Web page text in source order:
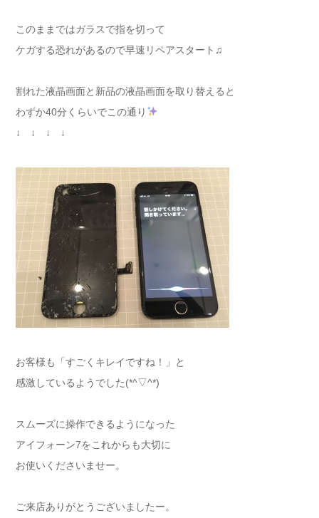
このままではガラスで指を切って
ケガする恐れがあるので早速リペアスタート♫
割れた液晶画面と新品の液晶画面を取り替えると
わずか40分くらいでこの通り
↓ ↓ ↓ ↓
お客様も「すごくキレイですね！」と
感激しているようでした(*^▽^*)
スムーズに操作できるようになった
アイフォーン7をこれからも大切に
お使いくださいませー。
ご来店ありがとうございましたー。